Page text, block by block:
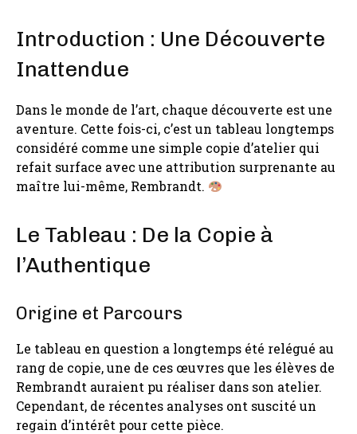
Introduction : Une Découverte
Inattendue
Dans le monde de l’art, chaque découverte est une
aventure. Cette fois-ci, c’est un tableau longtemps
considéré comme une simple copie d’atelier qui
refait surface avec une attribution surprenante au
maître lui-même, Rembrandt.
Le Tableau : De la Copie à
l’Authentique
Origine et Parcours
Le tableau en question a longtemps été relégué au
rang de copie, une de ces œuvres que les élèves de
Rembrandt auraient pu réaliser dans son atelier.
Cependant, de récentes analyses ont suscité un
regain d’intérêt pour cette pièce.